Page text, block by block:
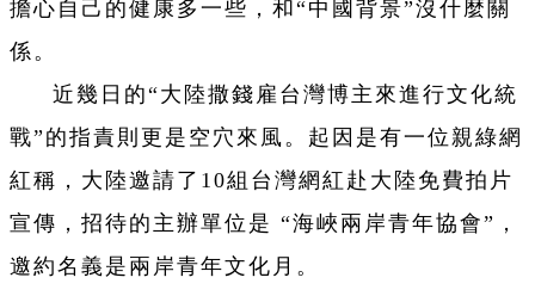
擔心自己的健康多一些，和“中國背景”沒什麼關
係。
近幾日的“大陸撒錢雇台灣博主來進行文化統
戰”的指責則更是空穴來風。起因是有一位親綠網
紅稱，大陸邀請了10組台灣網紅赴大陸免費拍片
宣傳，招待的主辦單位是 “海峽兩岸青年協會”，
邀約名義是兩岸青年文化月。